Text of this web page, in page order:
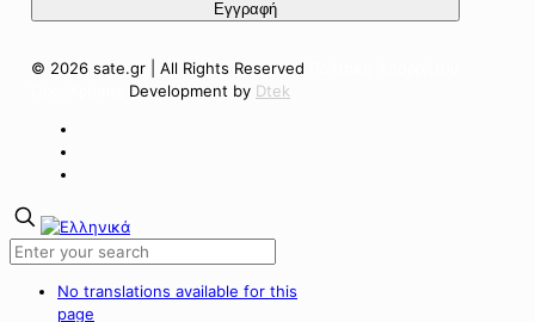
© 2026 sate.gr | All Rights Reserved
Development by Dtek
No translations available for this
page